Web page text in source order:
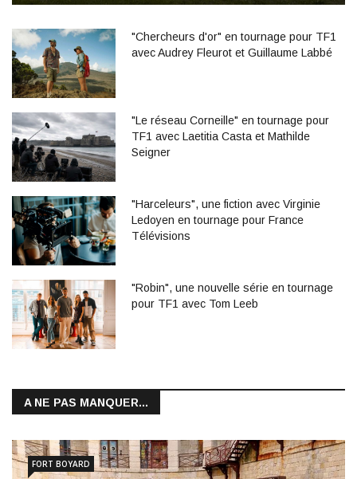
"Chercheurs d'or" en tournage pour TF1
avec Audrey Fleurot et Guillaume Labbé
"Le réseau Corneille" en tournage pour
TF1 avec Laetitia Casta et Mathilde
Seigner
"Harceleurs", une fiction avec Virginie
Ledoyen en tournage pour France
Télévisions
"Robin", une nouvelle série en tournage
pour TF1 avec Tom Leeb
A NE PAS MANQUER...
FORT BOYARD